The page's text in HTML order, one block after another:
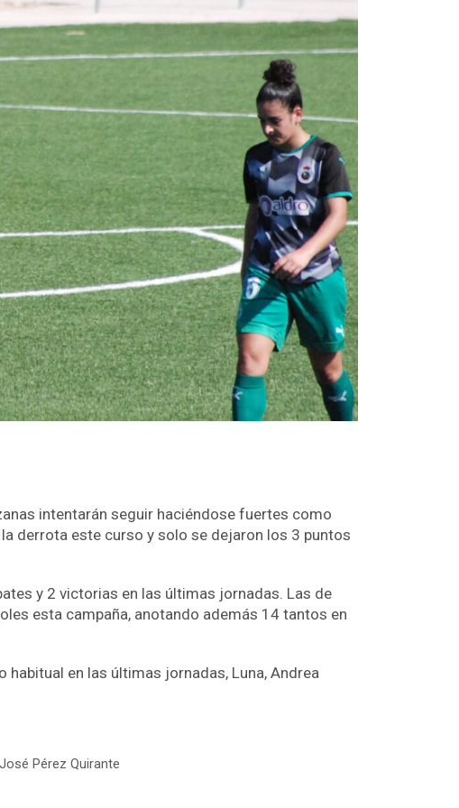
intentarán seguir haciéndose fuertes como
derrota este curso y solo se dejaron los 3 puntos
y 2 victorias en las últimas jornadas. Las de
esta campaña, anotando además 14 tantos en
habitual en las últimas jornadas, Luna, Andrea
Pérez Quirante